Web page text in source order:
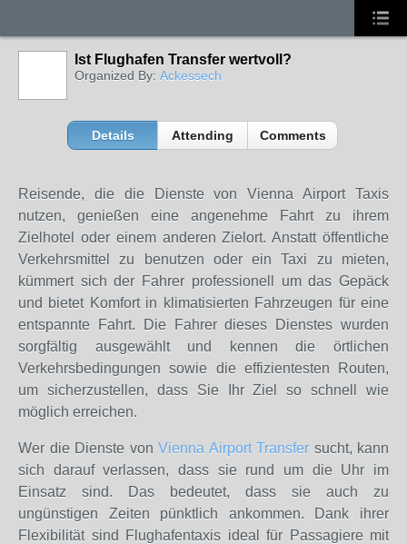
Ist Flughafen Transfer wertvoll?
Organized By: Ackessech
Details Attending Comments
Reisende, die die Dienste von Vienna Airport Taxis
nutzen, genießen eine angenehme Fahrt zu ihrem
Zielhotel oder einem anderen Zielort. Anstatt öffentliche
Verkehrsmittel zu benutzen oder ein Taxi zu mieten,
kümmert sich der Fahrer professionell um das Gepäck
und bietet Komfort in klimatisierten Fahrzeugen für eine
entspannte Fahrt. Die Fahrer dieses Dienstes wurden
sorgfältig ausgewählt und kennen die örtlichen
Verkehrsbedingungen sowie die effizientesten Routen,
um sicherzustellen, dass Sie Ihr Ziel so schnell wie
möglich erreichen.
Wer die Dienste von Vienna Airport Transfer sucht, kann
sich darauf verlassen, dass sie rund um die Uhr im
Einsatz sind. Das bedeutet, dass sie auch zu
ungünstigen Zeiten pünktlich ankommen. Dank ihrer
Flexibilität sind Flughafentaxis ideal für Passagiere mit